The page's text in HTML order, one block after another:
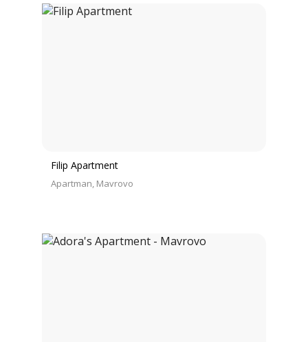
Filip Apartment
Apartman Mavrovo